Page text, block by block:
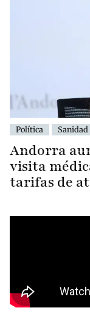
Política Sanidad
Andorra
visita
tarifas de